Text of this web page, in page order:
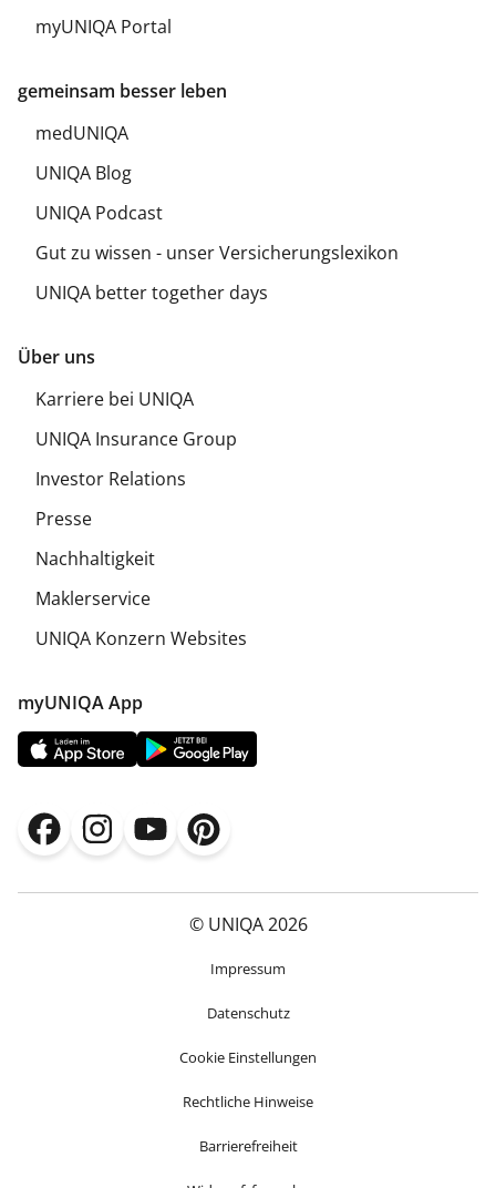
myUNIQA Portal
gemeinsam besser leben
medUNIQA
UNIQA Blog
UNIQA Podcast
Gut zu wissen - unser Versicherungslexikon
UNIQA better together days
Über uns
Karriere bei UNIQA
UNIQA Insurance Group
Investor Relations
Presse
Nachhaltigkeit
Maklerservice
UNIQA Konzern Websites
myUNIQA App
© UNIQA 2026
Impressum
Datenschutz
Cookie Einstellungen
Rechtliche Hinweise
Barrierefreiheit